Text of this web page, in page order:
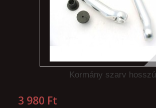
Kormány szarv hosszú
3 980 Ft‎